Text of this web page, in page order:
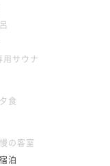
サウナ
食
の客室
泊